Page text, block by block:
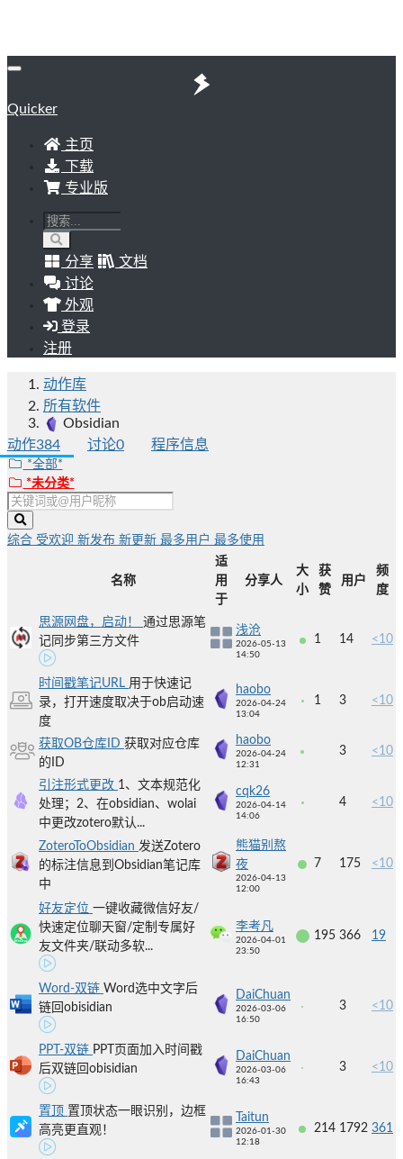
Quicker
主页
下载
专业版
分享
文档
讨论
外观
登录
注册
动作库
所有软件
Obsidian
动作384 讨论0 程序信息
*全部*
*未分类*
综合 受欢迎 新发布 新更新 最多用户 最多使用
名称
适
用
于
分享人
大
小
获
赞
用户
频
度
思源网盘，启动！ 通过思源笔
记同步第三方文件
浅沧
2026-05-13
14:50
1 14 <10
时间戳笔记URL 用于快速记
录，打开速度取决于ob启动速
度
haobo
2026-04-24
13:04
1 3 <10
获取OB仓库ID 获取对应仓库
的ID
haobo
2026-04-24
12:31
3 <10
引注形式更改 1、文本规范化
处理；2、在obsidian、wolai
中更改zotero默认...
cqk26
2026-04-14
14:06
4 <10
ZoteroToObsidian 发送Zotero
的标注信息到Obsidian笔记库
中
熊猫别熬
夜
2026-04-13
12:00
7 175 <10
好友定位 一键收藏微信好友/
快速定位聊天窗/定制专属好
友文件夹/联动多软...
李考凡
2026-04-01
23:50
195 366 19
Word-双链 Word选中文字后
链回obisidian
DaiChuan
2026-03-06
16:50
3 <10
PPT-双链 PPT页面加入时间戳
后双链回obisidian
DaiChuan
2026-03-06
16:43
3 <10
置顶 置顶状态一眼识别，边框
高亮更直观！
Taitun
2026-01-30
12:18
214 1792 361